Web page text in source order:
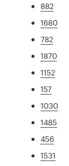
882
1680
782
1870
1152
157
1030
1485
456
1531